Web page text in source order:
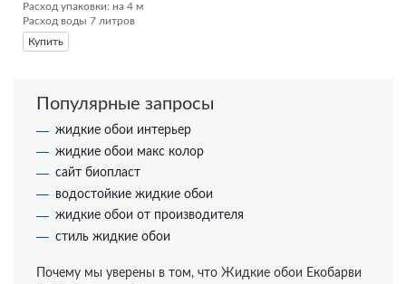
Расход упаковки: на 4 м
Расход воды 7 литров
Купить
Популярные запросы
жидкие обои интерьер
жидкие обои макс колор
сайт биопласт
водостойкие жидкие обои
жидкие обои от производителя
стиль жидкие обои
Почему мы уверены в том, что Жидкие обои Екобарви